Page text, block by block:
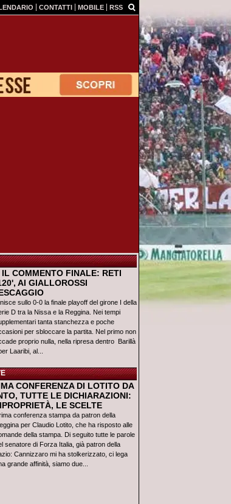
CONTATTI MOBILE RSS
COMMENTO FINALE: RETI
AI GIALLOROSSI
sullo 0-0 la finale playoff del girone I della
D tra la Nissa e la Reggina. Nei tempi
tanta stanchezza e poche
per sbloccare la partita. Nel primo non
proprio nulla, nella ripresa dentro Barillà
Laaribi, al...
CONFERENZA DI LOTITO DA
TUTTE LE DICHIARAZIONI:
LE SCELTE
conferenza stampa da patron della
per Claudio Lotito, che ha risposto alle
della stampa. Di seguito tutte le parole
senatore di Forza Italia, già patron della
Cannizzaro mi ha stolkerizzato, ci lega
grande affinità, siamo due...